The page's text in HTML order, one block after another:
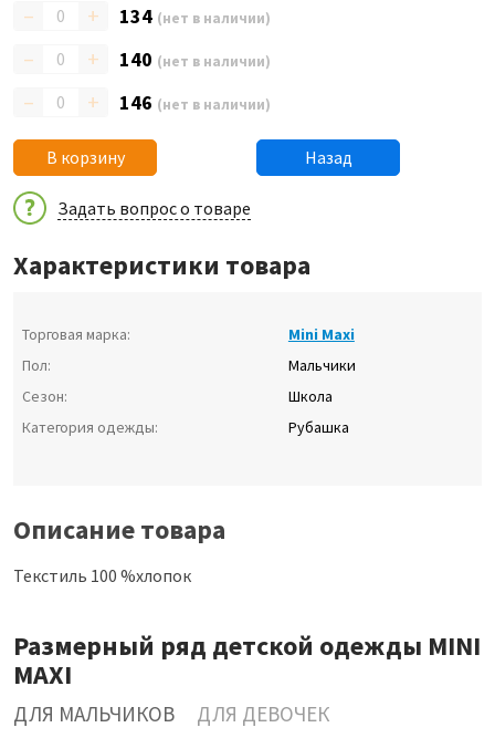
– + 134 (нет в наличии)
– + 140 (нет в наличии)
– + 146 (нет в наличии)
В корзину Назад
Задать вопрос о товаре
Характеристики товара
Торговая марка:
Mini Maxi
Пол:
Мальчики
Сезон:
Школа
Категория одежды:
Рубашка
Описание товара
Текстиль 100 %хлопок
Размерный ряд детской одежды MINI
MAXI
ДЛЯ МАЛЬЧИКОВ ДЛЯ ДЕВОЧЕК